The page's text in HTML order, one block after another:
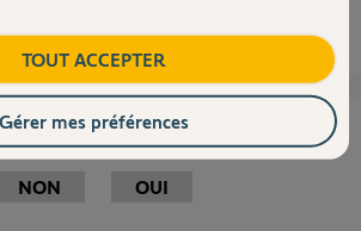
vous a-t-elle aidé ?
NON OUI
TOUT ACCEPTER
Gérer mes préférences